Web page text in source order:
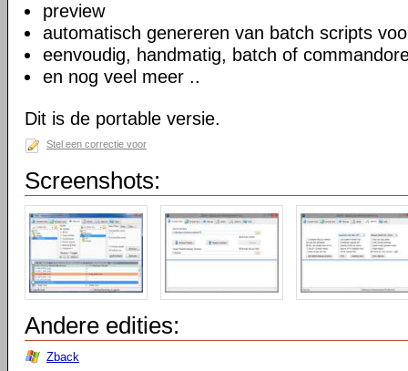
preview
automatisch genereren van batch scripts
eenvoudig, handmatig, batch of
en nog veel meer ..
Dit is de portable versie.
Stel een correctie voor
Screenshots:
Andere edities:
Zback